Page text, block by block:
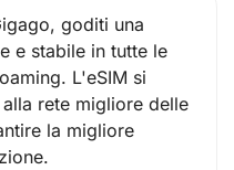
goditi una
e stabile in tutte le
L'eSIM si
rete migliore delle
la migliore